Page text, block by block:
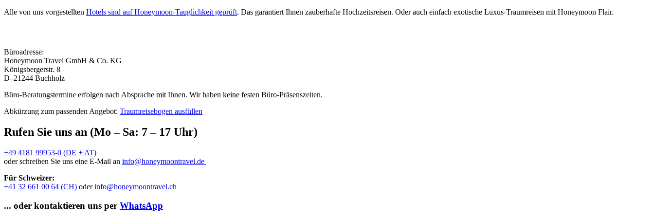
Alle von uns vorgestellten Hotels sind auf Honeymoon-Tauglichkeit geprüft. Das garantiert Ihnen zauberhafte Hochzeitsreisen. Oder auch einfach exotische Luxus-Traumreisen mit Honeymoon Flair.
Büroadresse:
Honeymoon Travel GmbH & Co. KG
Königsbergerstr. 8
D–21244 Buchholz
Büro-Beratungstermine erfolgen nach Absprache mit Ihnen. Wir haben keine festen Büro-Präsenszeiten.
Abkürzung zum passenden Angebot: Traumreisebogen ausfüllen
Rufen Sie uns an (Mo – Sa: 7 – 17 Uhr)
+49 4181 99953-0 (DE + AT)
oder schreiben Sie uns eine E-Mail an info@honeymoontravel.de
Für Schweizer:
+41 32 661 00 64 (CH) oderinfo@honeymoontravel.ch
... oder kontaktieren uns per WhatsApp